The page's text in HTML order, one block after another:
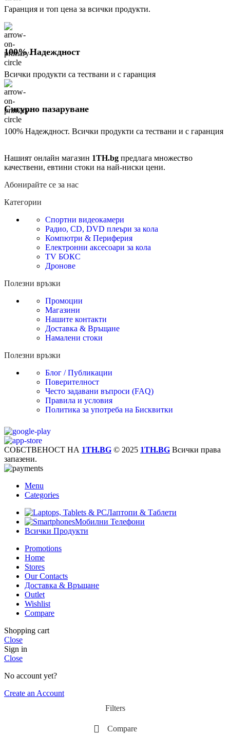
Гаранция и топ цена за всички продукти.
100% Надеждност
Всички продукти са тествани и с гаранция
Сигурно пазаруване
100% Надеждност. Всички продукти са тествани и с гаранция
Нашият онлайн магазин 1TH.bg предлага множество
качествени, евтини стоки на най-ниски цени.
Абонирайте се за нас
Категории
Спортни видеокамери
Радио, CD, DVD плеъри за кола
Компютри & Периферия
Електронни аксесоари за кола
TV БОКС
Дронове
Полезни връзки
Промоции
Магазини
Нашите контакти
Доставка & Връщане
Намалени стоки
Полезни връзки
Блог / Публикации
Поверителност
Често задавани въпроси (FAQ)
Правила и условия
Политика за употреба на Бисквитки
СОБСТВЕНОСТ НА 1TH.BG © 2025 1TH.BG Всички права
запазени.
Menu
Categories
Лаптопи & Таблети
Мобилни Телефони
Всички Продукти
Promotions
Home
Stores
Our Contacts
Доставка & Връщане
Outlet
Wishlist
Compare
Shopping cart
Close
Sign in
Close
No account yet?
Create an Account
Filters
Compare